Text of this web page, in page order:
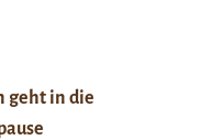
geht in die